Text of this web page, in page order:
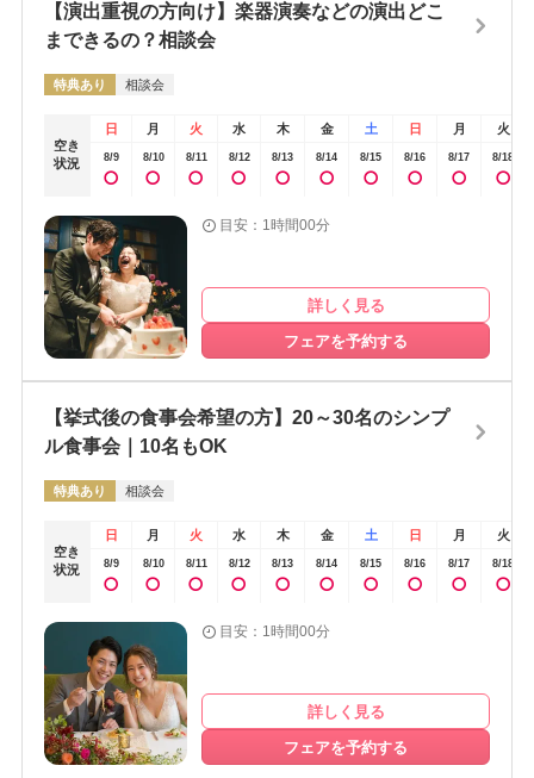
【演出重視の方向け】楽器演奏などの演出どこ
まできるの？相談会
特典あり 相談会
空き
状況
日 月 火 水 木 金 土 日 月 火
8/9 8/10 8/11 8/12 8/13 8/14 8/15 8/16 8/17 8/18
目安：1時間00分
詳しく見る
フェアを予約する
【挙式後の食事会希望の方】20～30名のシンプ
ル食事会｜10名もOK
特典あり 相談会
空き
状況
日 月 火 水 木 金 土 日 月 火
8/9 8/10 8/11 8/12 8/13 8/14 8/15 8/16 8/17 8/18
目安：1時間00分
詳しく見る
フェアを予約する